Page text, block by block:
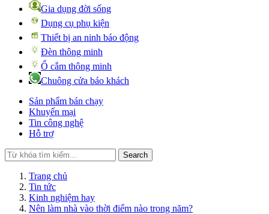
Gia dụng đời sống
Dụng cụ phụ kiện
Thiết bị an ninh báo động
Đèn thông minh
Ổ cắm thông minh
Chuông cửa báo khách
Sản phẩm bán chạy
Khuyến mại
Tin công nghệ
Hỗ trợ
Search
Trang chủ
Tin tức
Kinh nghiệm hay
Nên làm nhà vào thời điểm nào trong năm?